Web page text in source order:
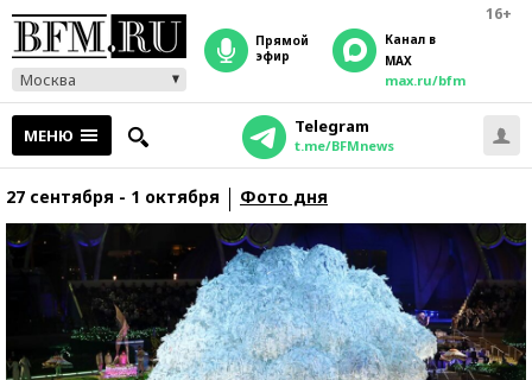
16+
Москва
прямой
эфир
Канал в
MAX
max.ru/bfm
МЕНЮ Telegram
t.me/BFMnews
27 сентября - 1 октября Фото дня